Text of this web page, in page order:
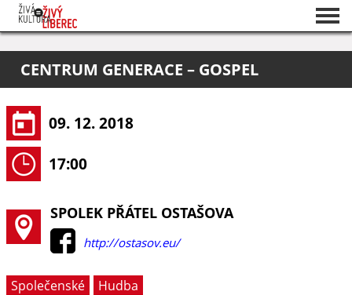
O projektu
Pořadatelé
CENTRUM GENERACE – GOSPEL
09. 12. 2018
17:00
SPOLEK PŘÁTEL OSTAŠOVA
http://ostasov.eu/
Společenské Hudba